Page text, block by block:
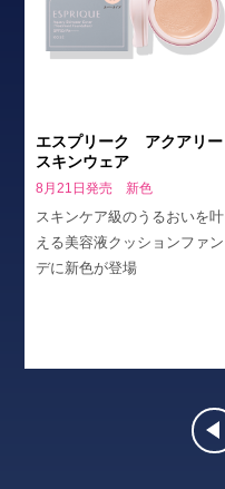
エスプリーク アクアリー
スキンウェア
8月21日発売 新色
スキンケア級のうるおいを叶
える美容液クッションファン
デに新色が登場